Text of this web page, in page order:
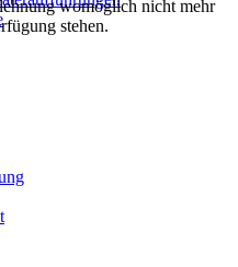
womöglich nicht mehr
stehen.